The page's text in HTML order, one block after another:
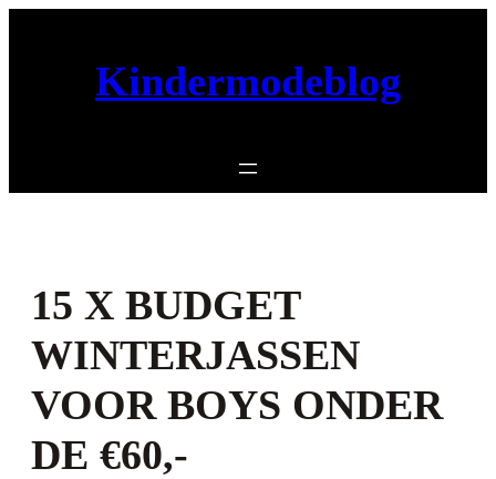
Kindermodeblog
15 X BUDGET
WINTERJASSEN
VOOR BOYS ONDER
DE €60,-